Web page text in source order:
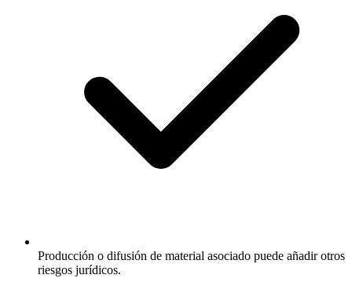
Producción o difusión de material asociado puede añadir otros
riesgos jurídicos.